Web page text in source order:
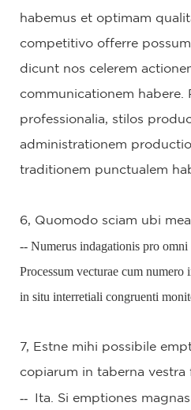
habemus et optimam
competitivo offerre
dicunt nos celerem
communicationem habere.
professionalia, stilos
administrationem
traditionem punctualem
6, Quomodo sciam ubi
-- Numerus indagationis pro omni
Processum vecturae cum numero
in situ interretiali congruenti
7, Estne mihi possibile
copiarum in taberna vestra
-- Ita. Si emptiones